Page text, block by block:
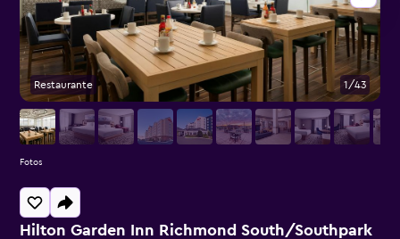
Hilton Garden Inn Richmond South/Southpark
Restaurante 1/43
Fotos